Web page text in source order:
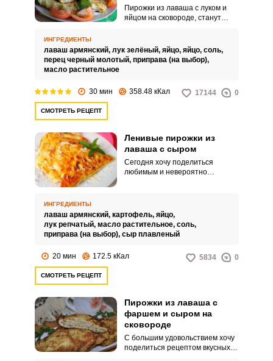
Пирожки из лаваша с луком и
яйцом на сковороде, станут
Если вы хотите сократить время
на приготовление ленивых
ИНГРЕДИЕНТЫ
лаваш армянский, лук зелёный, яйцо, яйцо, соль,
перец черный молотый, приправа (на выбор),
масло растительное
30 мин 358.48 кКал 17144 0
СМОТРЕТЬ РЕЦЕПТ
Ленивые пирожки из
лаваша с сыром
Сегодня хочу поделиться
любимым и невероятно
приготовления выпечки
достаточно простой и
нетрудоемкий.
ИНГРЕДИЕНТЫ
лаваш армянский, картофель, яйцо,
лук репчатый, масло растительное, соль,
приправа (на выбор), сыр плавленый
20 мин 172.5 кКал 5834 0
СМОТРЕТЬ РЕЦЕПТ
Пирожки из лаваша с
фаршем и сыром на
сковороде
С большим удовольствием хочу
поделиться рецептом вкусных и